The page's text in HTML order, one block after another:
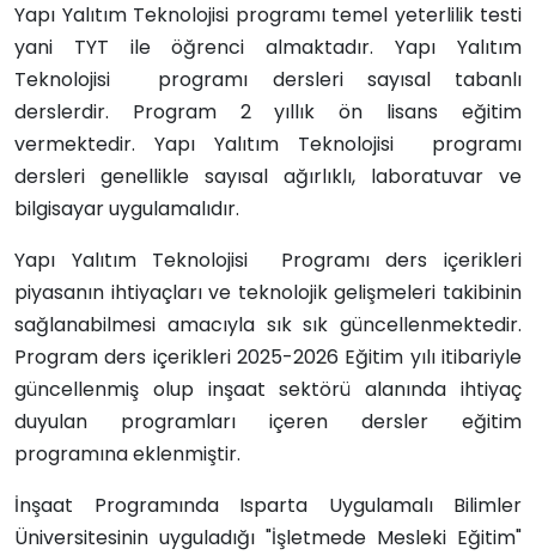
Yapı Yalıtım Teknolojisi programı temel yeterlilik testi
yani TYT ile öğrenci almaktadır.Yapı Yalıtım
Teknolojisi
programı dersleri sayısal tabanlı
derslerdir. Program 2 yıllık ön lisans eğitim
vermektedir. Yapı Yalıtım Teknolojisi
programı
dersleri genellikle sayısal ağırlıklı, laboratuvar ve
bilgisayar uygulamalıdır.
Yapı Yalıtım Teknolojisi
Programı ders içerikleri
piyasanın ihtiyaçları ve teknolojik gelişmeleri takibinin
sağlanabilmesi amacıyla sık sık güncellenmektedir.
Program ders içerikleri 2025-2026 Eğitim yılı itibariyle
güncellenmiş olup inşaat sektörü alanında ihtiyaç
duyulan programları içeren dersler eğitim
programına eklenmiştir.
İnşaat Programında Isparta Uygulamalı Bilimler
Üniversitesinin uyguladığı "İşletmede Mesleki Eğitim"